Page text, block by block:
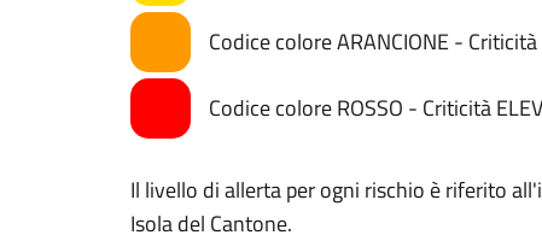
Codice colore ARANCIONE - Criticità
Codice colore ROSSO - Criticità
Il livello di allerta per ogni rischio è riferito
Isola del Cantone.